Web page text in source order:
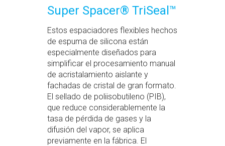
Super Spacer® TriSeal™
Estos espaciadores flexibles hechos
de espuma de silicona están
especialmente diseñados para
simplificar el procesamiento manual
de acristalamiento aislante y
fachadas de cristal de gran formato.
El sellado de poliisobutileno (PIB),
que reduce considerablemente la
tasa de pérdida de gases y la
difusión del vapor, se aplica
previamente en la fábrica. El